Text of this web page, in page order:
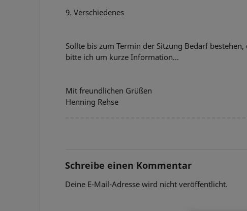
9. Verschiedenes
Sollte bis zum Termin der Sitzung Bedarf
bitte ich um kurze Information…
Mit freundlichen Grüßen
Henning Rehse
Schreibe einen Kommentar
Deine E-Mail-Adresse wird nicht veröffentlicht.